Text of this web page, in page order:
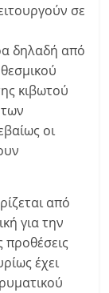
σε
δηλαδή από
κιβωτού
οι
από
για την
προθέσεις
έχει